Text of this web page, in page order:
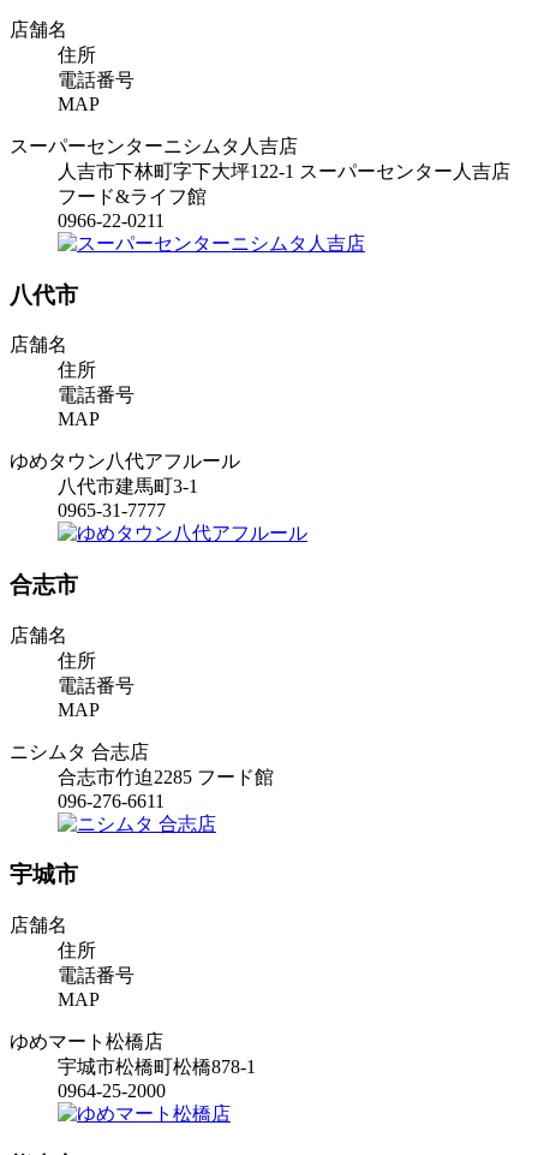
店舗名
住所
電話番号
MAP
スーパーセンターニシムタ人吉店
人吉市下林町字下大坪122-1 スーパーセンター人吉店
フード&ライフ館
0966-22-0211
八代市
店舗名
住所
電話番号
MAP
ゆめタウン八代アフルール
八代市建馬町3-1
0965-31-7777
合志市
店舗名
住所
電話番号
MAP
ニシムタ 合志店
合志市竹迫2285 フード館
096-276-6611
宇城市
店舗名
住所
電話番号
MAP
ゆめマート松橋店
宇城市松橋町松橋878-1
0964-25-2000